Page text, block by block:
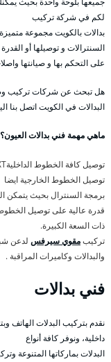
لكم في شركة تركيب
بدالات بالكويت مجموعة
السنترالات و توصيلها أو القدرة
على التحكم بها و صيانتها
هل تبحث عن شركات تركيب
البدالات في الكويت اتصل بنا
ماهي مهمة فني بدالات العيون؟
توصيل كافة الخطوط الداخليةEXT بجهاز السنترال.
توصيل الخطوط الخارجية ايضا
برمجة السنترال بحيث يتمكن
قدرة عالية على توصيل
ذات السعة الكبيرة.
تركيبمقوي سيرفس لدعن
والبدالات وكاميرات المراقبة .
فني بدالات
نقدم بتركيب البدلات الهاتف
داخلية، ونوفر كافة أنواع
البدلات بماركاتها المتنوعة